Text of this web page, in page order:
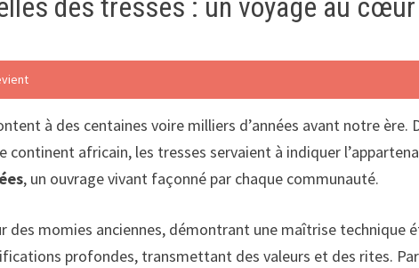
des tresses : un voyage au
à des centaines voire milliers d’années avant notre
continent africain, les tresses servaient à indiquer
, un ouvrage vivant façonné par chaque communauté.
momies anciennes, démontrant une maîtrise technique
profondes, transmettant des valeurs et des rites.